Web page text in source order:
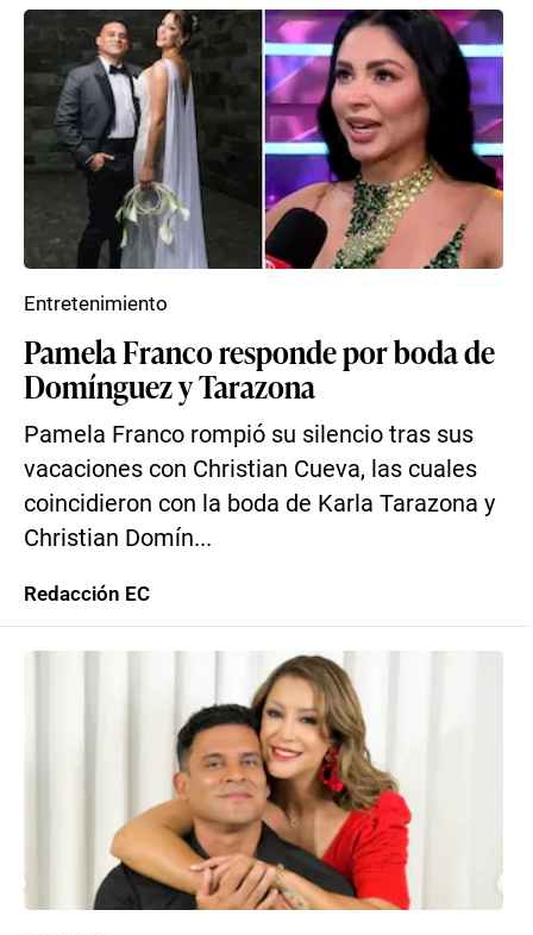
Pamela Franco responde por boda de
Domínguez y Tarazona
Pamela Franco rompió su silencio tras sus
vacaciones con Christian Cueva, las cuales
coincidieron con la boda de Karla Tarazona y
Christian Domín...
Entretenimiento
Redacción EC